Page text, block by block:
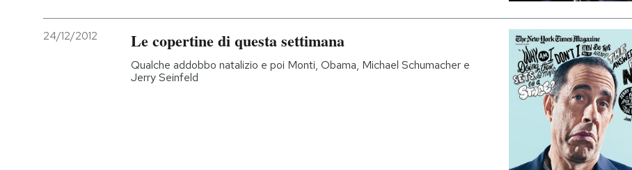
24/12/2012 Le copertine di questa settimana
Qualche addobbo natalizio e poi Monti, Obama, Michael Schumacher e
Jerry Seinfeld